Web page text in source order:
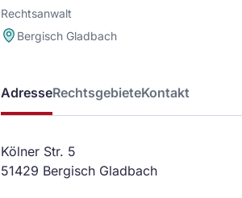
Rechtsanwalt
Bergisch Gladbach
AdresseRechtsgebieteKontakt
Kölner Str. 5
51429 Bergisch Gladbach